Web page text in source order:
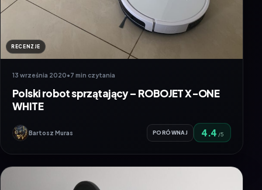
RECENZJE
13 września 2020•7 min czytania
Polski robot sprzątający – ROBOJET X-ONE
WHITE
Bartosz Muras PORÓWNAJ 4.4 /5